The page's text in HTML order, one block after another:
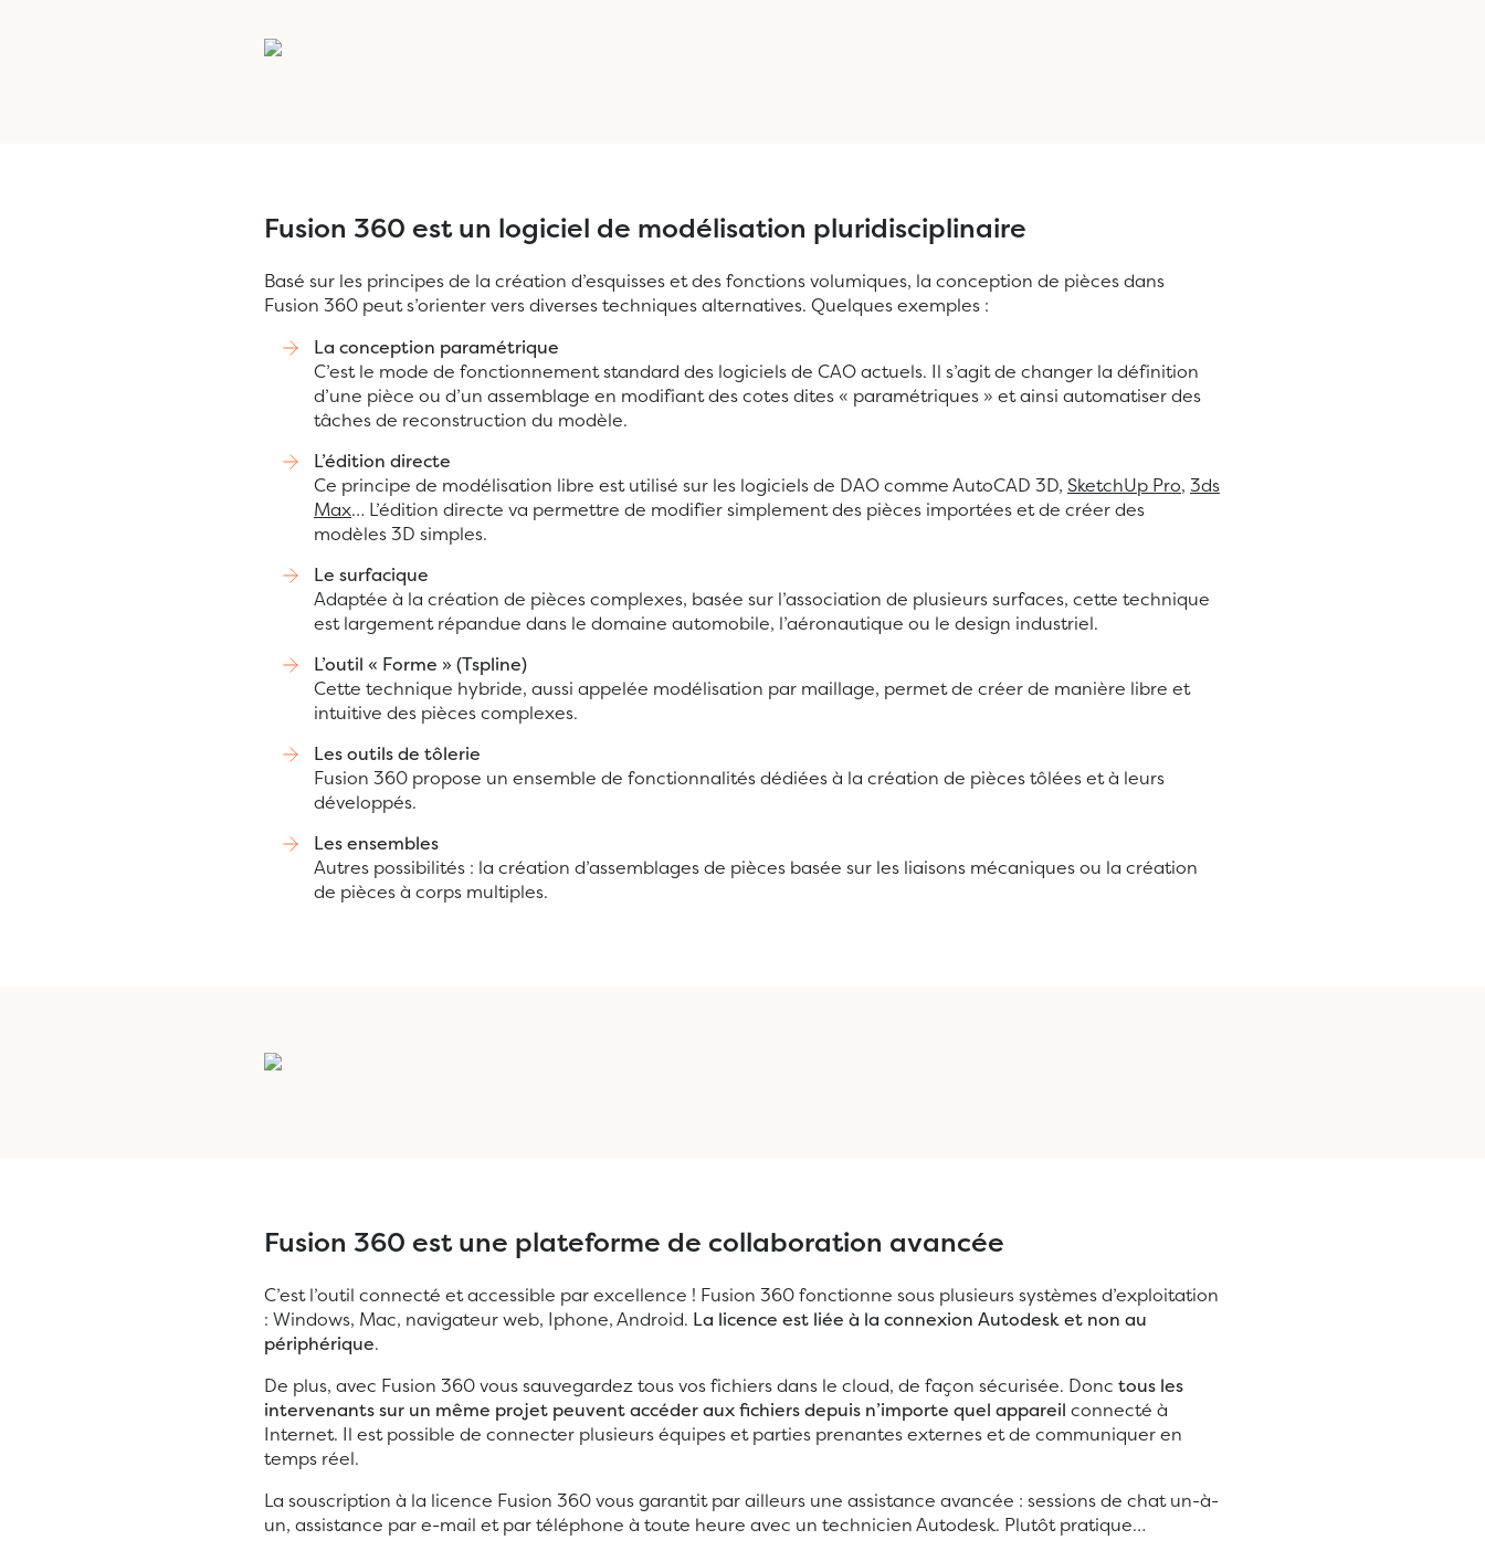
Fusion 360 est un logiciel de modélisation pluridisciplinaire
Basé sur les principes de la création d’esquisses et des fonctions volumiques, la conception de pièces dans
Fusion 360 peut s’orienter vers diverses techniques alternatives. Quelques exemples :
La conception paramétrique
C’est le mode de fonctionnement standard des logiciels de CAO actuels. Il s’agit de changer la définition
d’une pièce ou d’un assemblage en modifiant des cotes dites « paramétriques » et ainsi automatiser des
tâches de reconstruction du modèle.
L’édition directe
Ce principe de modélisation libre est utilisé sur les logiciels de DAO comme AutoCAD 3D, SketchUp Pro, 3ds
Max… L’édition directe va permettre de modifier simplement des pièces importées et de créer des
modèles 3D simples.
Le surfacique
Adaptée à la création de pièces complexes, basée sur l’association de plusieurs surfaces, cette technique
est largement répandue dans le domaine automobile, l’aéronautique ou le design industriel.
L’outil « Forme » (Tspline)
Cette technique hybride, aussi appelée modélisation par maillage, permet de créer de manière libre et
intuitive des pièces complexes.
Les outils de tôlerie
Fusion 360 propose un ensemble de fonctionnalités dédiées à la création de pièces tôlées et à leurs
développés.
Les ensembles
Autres possibilités : la création d’assemblages de pièces basée sur les liaisons mécaniques ou la création
de pièces à corps multiples.
Fusion 360 est une plateforme de collaboration avancée
C’est l’outil connecté et accessible par excellence ! Fusion 360 fonctionne sous plusieurs systèmes d’exploitation
: Windows, Mac, navigateur web, Iphone, Android. La licence est liée à la connexion Autodesk et non au
périphérique.
De plus, avec Fusion 360 vous sauvegardez tous vos fichiers dans le cloud, de façon sécurisée. Donc tous les
intervenants sur un même projet peuvent accéder aux fichiers depuis n’importe quel appareil connecté à
Internet. Il est possible de connecter plusieurs équipes et parties prenantes externes et de communiquer en
temps réel.
La souscription à la licence Fusion 360 vous garantit par ailleurs une assistance avancée : sessions de chat un-à-
un, assistance par e-mail et par téléphone à toute heure avec un technicien Autodesk. Plutôt pratique…